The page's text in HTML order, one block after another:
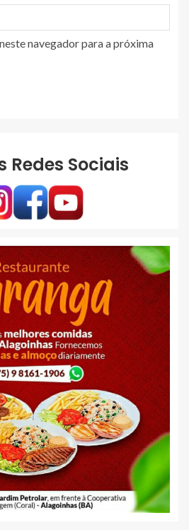
navegador para a próxima
Redes Sociais